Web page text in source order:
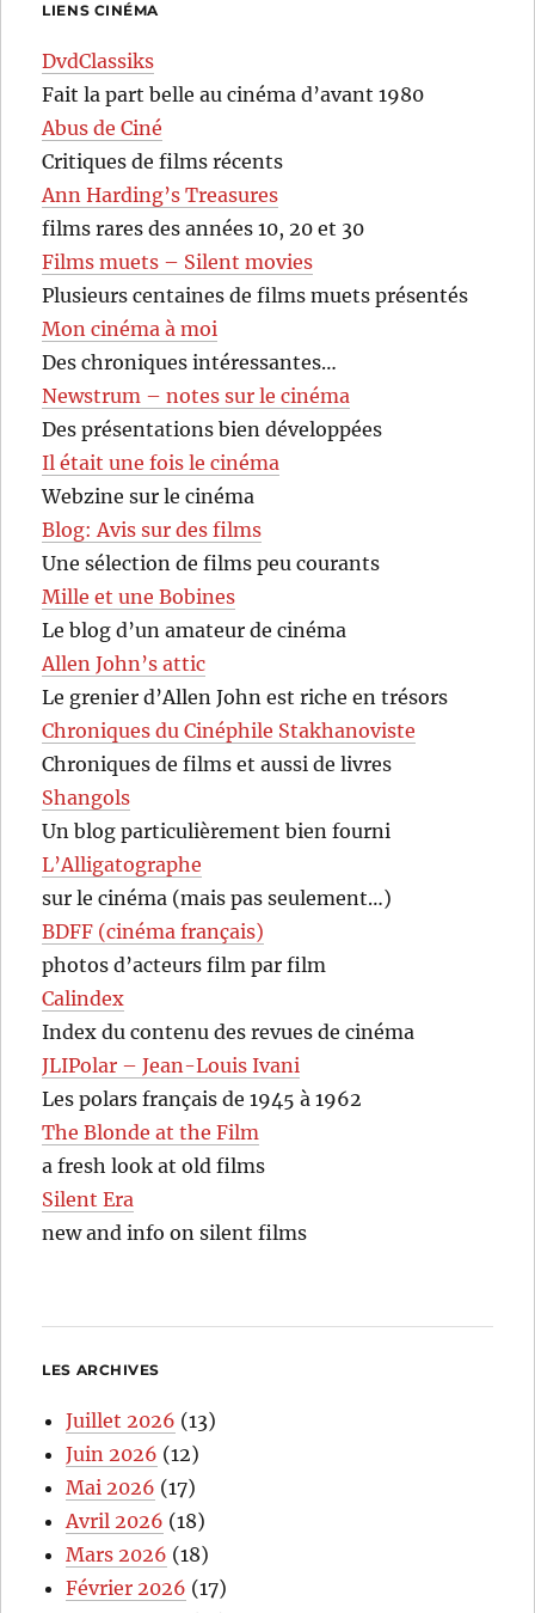
LIENS CINÉMA
DvdClassiks
Fait la part belle au cinéma d’avant 1980
Abus de Ciné
Critiques de films récents
Ann Harding’s Treasures
films rares des années 10, 20 et 30
Films muets – Silent movies
Plusieurs centaines de films muets présentés
Mon cinéma à moi
Des chroniques intéressantes…
Newstrum – notes sur le cinéma
Des présentations bien développées
Il était une fois le cinéma
Webzine sur le cinéma
Blog: Avis sur des films
Une sélection de films peu courants
Mille et une Bobines
Le blog d’un amateur de cinéma
Allen John’s attic
Le grenier d’Allen John est riche en trésors
Chroniques du Cinéphile Stakhanoviste
Chroniques de films et aussi de livres
Shangols
Un blog particulièrement bien fourni
L’Alligatographe
sur le cinéma (mais pas seulement…)
BDFF (cinéma français)
photos d’acteurs film par film
Calindex
Index du contenu des revues de cinéma
JLIPolar – Jean-Louis Ivani
Les polars français de 1945 à 1962
The Blonde at the Film
a fresh look at old films
Silent Era
new and info on silent films
LES ARCHIVES
Juillet 2026 (13)
Juin 2026 (12)
Mai 2026 (17)
Avril 2026 (18)
Mars 2026 (18)
Février 2026 (17)